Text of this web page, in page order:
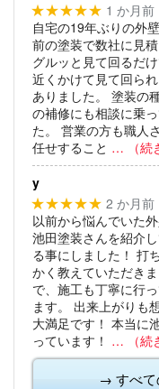
★★★★★ 1 か月前
自宅の19年ぶりの外
前の塗装で数社に見
グルッと見て回るだ
近くかけて見て回ら
ありました。
塗装の
の補修にも相談に乗
た。
営業の方も職人
任せすること … （続
y
★★★★★ 2 か月前
以前から悩んでいた
池田塗装さんを紹介
る事にしました！ 打
かく教えていただきま
で、施工も丁寧に行
ます。
出来上がりも
大満足です！ 本当に
っています！ … （続
→ すべて